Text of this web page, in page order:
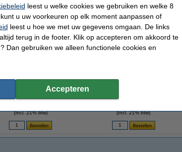
ook besteld hebben
Nr.60 (17G0060) dubbelpak kleur
(123inkt huismerk)
(Incl. 21% btw)
Lexmark Nr.25 (15M0125) inktcartridge kleur
(Incl. 21% btw)
leest u welke cookies we gebruiken en welke 8
u uw voorkeuren op elk moment aanpassen of
leest u hoe we met uw gegevens omgaan. De links
terug in de footer. Klik op accepteren om akkoord te
Dan gebruiken we alleen functionele cookies en
Accepteren